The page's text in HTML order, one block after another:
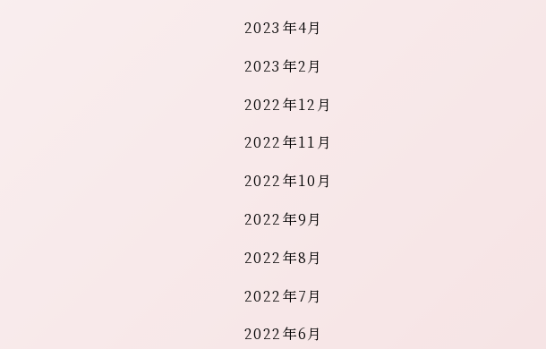
2023年4月
2023年2月
2022年12月
2022年11月
2022年10月
2022年9月
2022年8月
2022年7月
2022年6月